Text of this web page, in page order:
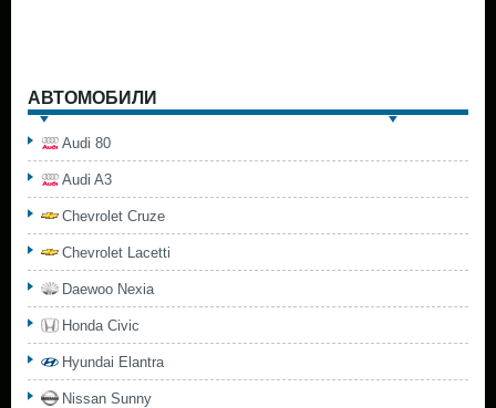
АВТОМОБИЛИ
Audi 80
Audi A3
Chevrolet Cruze
Chevrolet Lacetti
Daewoo Nexia
Honda Civic
Hyundai Elantra
Nissan Sunny